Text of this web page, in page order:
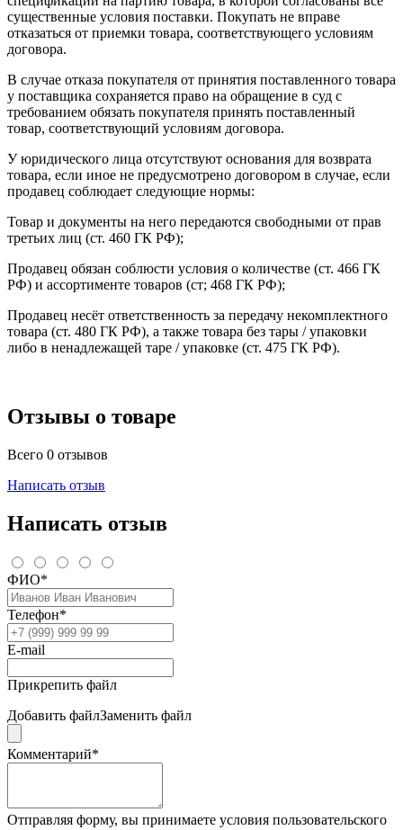
существенные условия поставки. Покупать не вправе
отказаться от приемки товара, соответствующего условиям
договора.
В случае отказа покупателя от принятия поставленного товара
у поставщика сохраняется право на обращение в суд с
требованием обязать покупателя принять поставленный
товар, соответствующий условиям договора.
У юридического лица отсутствуют основания для возврата
товара, если иное не предусмотрено договором в случае, если
продавец соблюдает следующие нормы:
Товар и документы на него передаются свободными от прав
третьих лиц (ст. 460 ГК РФ);
Продавец обязан соблюсти условия о количестве (ст. 466 ГК
РФ) и ассортименте товаров (ст; 468 ГК РФ);
Продавец несёт ответственность за передачу некомплектного
товара (ст. 480 ГК РФ), а также товара без тары / упаковки
либо в ненадлежащей таре / упаковке (ст. 475 ГК РФ).
Отзывы о товаре
Всего 0 отзывов
Написать отзыв
Написать отзыв
ФИО*
Телефон*
E-mail
Прикрепить файл
Добавить файлЗаменить файл
Комментарий*
Отправляя форму, вы принимаете условия пользовательского